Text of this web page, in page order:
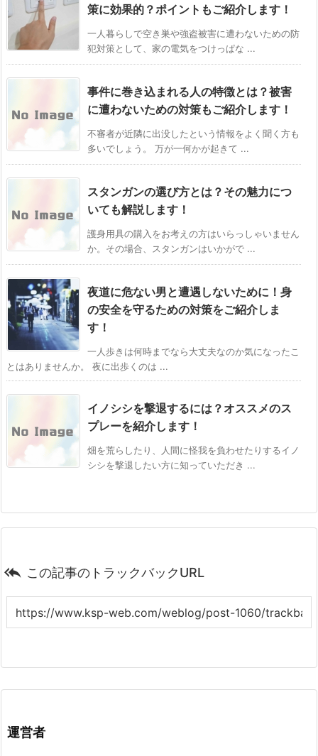
策に効果的？ポイントもご紹介します！
一人暮らしで空き巣や強盗被害に遭わないための防
犯対策として、家の電気をつけっぱな ...
事件に巻き込まれる人の特徴とは？被害
に遭わないための対策もご紹介します！
不審者が近隣に出没したという情報をよく聞く方も
多いでしょう。 万が一何かが起きて ...
スタンガンの選び方とは？その魅力につ
いても解説します！
護身用具の購入をお考えの方はいらっしゃいません
か。その場合、スタンガンはいかがで ...
夜道に危ない男と遭遇しないために！身
の安全を守るための対策をご紹介しま
す！
一人歩きは何時までなら大丈夫なのか気になったこ
とはありませんか。 夜に出歩くのは ...
イノシシを撃退するには？オススメのス
プレーを紹介します！
畑を荒らしたり、人間に怪我を負わせたりするイノ
シシを撃退したい方に知っていただき ...
 この記事のトラックバックURL
運営者